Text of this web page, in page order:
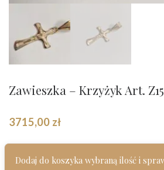
Zawieszka – Krzyżyk Art.
3715,00 zł
Dodaj do koszyka wybraną ilość i